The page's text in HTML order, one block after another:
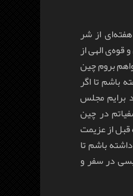
از شر
الهی از
بروم چین
باشم تا اگر
برایم مجلس
در چین
از عزیمت
باشم تا
در سفر و